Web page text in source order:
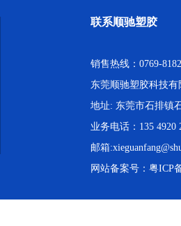
联系顺驰塑胶
销售热线：0769-
东莞顺驰塑胶科技有
地址: 东莞市石排镇
业务电话：135 4920
邮箱
网站备案号： 粤ICP